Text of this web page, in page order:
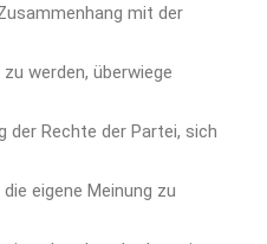
mit der
werden, überwiege
der Rechte der Partei, sich
eigene Meinung zu